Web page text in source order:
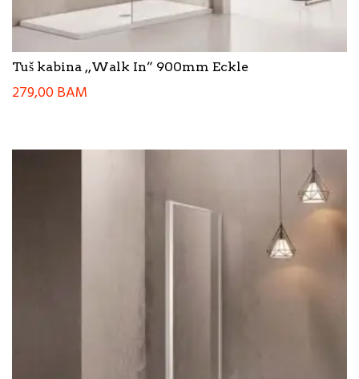
Tuš kabina ,,Walk In” 900mm Eckle
279,00BAM